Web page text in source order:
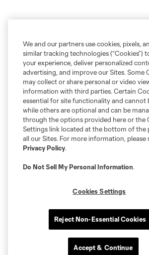
TRANSACTION TRACKER
CELEBRATING BLACK HERITAGE
BECOME A CITY MEMBER
SHOP NYCFC MERCH
We and our partners use cookies, pixels,
similar tracking technologies (“Cookies”)
your experience, deliver personalized
advertising, and improve our Sites. Some
may collect or share personal or video
information with third parties. Certain
essential for site functionality and cannot
while others are optional and can be
through the options provided here or the
Settings link located at the bottom of the
all our Sites. For more information, please
Privacy Policy.
Do Not Sell My Personal Information.
Cookies Settings
Reject Non-Essential Cookies
Accept & Continue